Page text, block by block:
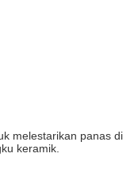
melestarikan panas di
keramik.